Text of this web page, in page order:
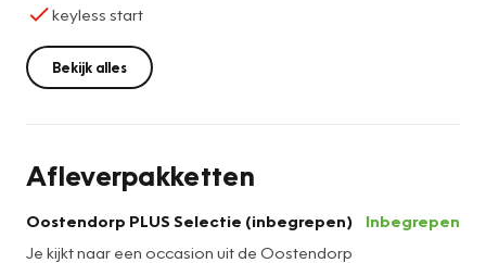
keyless start
Bekijk alles
Afleverpakketten
Oostendorp PLUS Selectie (inbegrepen)
Je kijkt naar een occasion uit de Oostendorp
Inbegrepen